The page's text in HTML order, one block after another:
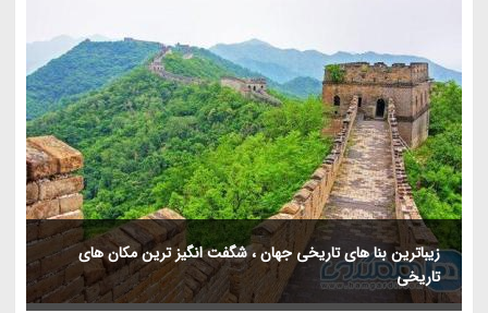
زیباترین بنا های تاریخی جهان ، شگفت انگیز ترین مکان های
تاریخی